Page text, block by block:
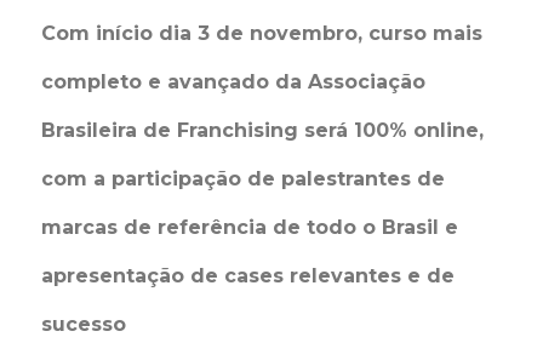
Com início dia 3 de novembro, curso mais
completo e avançado da Associação
Brasileira de Franchising será 100% online,
com a participação de palestrantes de
marcas de referência de todo o Brasil e
apresentação de cases relevantes e de
sucesso